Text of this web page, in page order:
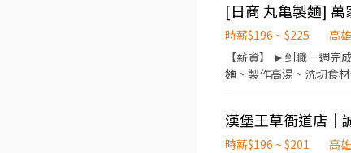
可配合不同班別佳
時薪$196 ~ $225
高
【薪資】 ►到職一週完
麵、製作高湯、洗切食
製麵)
漢堡王草衙道店｜
時薪$196 ~ $201
高